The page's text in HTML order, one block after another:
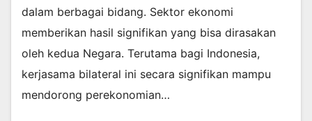
dalam berbagai bidang. Sektor ekonomi
memberikan hasil signifikan yang bisa dirasakan
oleh kedua Negara. Terutama bagi Indonesia,
kerjasama bilateral ini secara signifikan mampu
mendorong perekonomian…